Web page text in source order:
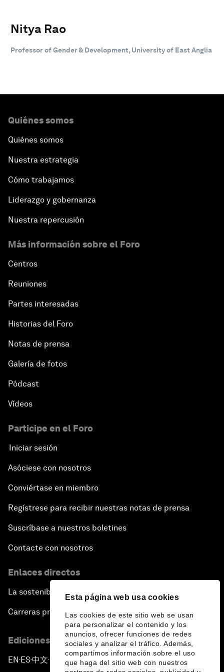
Esta página web usa cookies
Las cookies de este sitio web se usan
para personalizar el contenido y los
anuncios, ofrecer funciones de redes
sociales y analizar el tráfico. Además,
compartimos información sobre el uso
que haga del sitio web con nuestros
Nitya Rao
Professor of Gender & Development, University of East Anglia
Quiénes somos
Quiénes somos
Nuestra estrategia
Cómo trabajamos
Liderazgo y gobernanza
Nuestra repercusión
Más información sobre el Foro
Centros
Reuniones
Partes interesadas
Historias del Foro
Notas de prensa
Galería de fotos
Pódcast
Vídeos
Participe en el Foro
Iniciar sesión
Asóciese con nosotros
Conviértase en miembro
Regístrese para recibir nuestras notas de prensa
Suscríbase a nuestros boletines
Contacte con nosotros
Enlaces directos
La sostenibilidad en el Foro
Carreras profesionales
Ediciones en otros idiomas
EN ▪ES▪中文▪ 日本語